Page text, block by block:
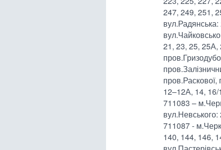
247, 249, 251,
21, 23, 25, 25А,
12–12А, 14,
711083 –
711087 -
140, 144, 146,